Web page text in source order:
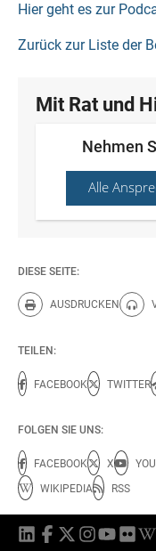
Hier geht es zur
Zurück zur Liste der
Mit Rat und
Nehmen
Alle
DIESE SEITE:
AUSDRUCKEN
Diese Seite
TEILEN:
FACEBOOK TWITTER
FOLGEN SIE UNS:
FACEBOOK X
WIKIPEDIA
RSS